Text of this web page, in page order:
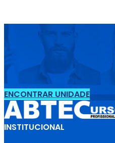
ENCONTRAR UNIDADE
INSTITUCIONAL